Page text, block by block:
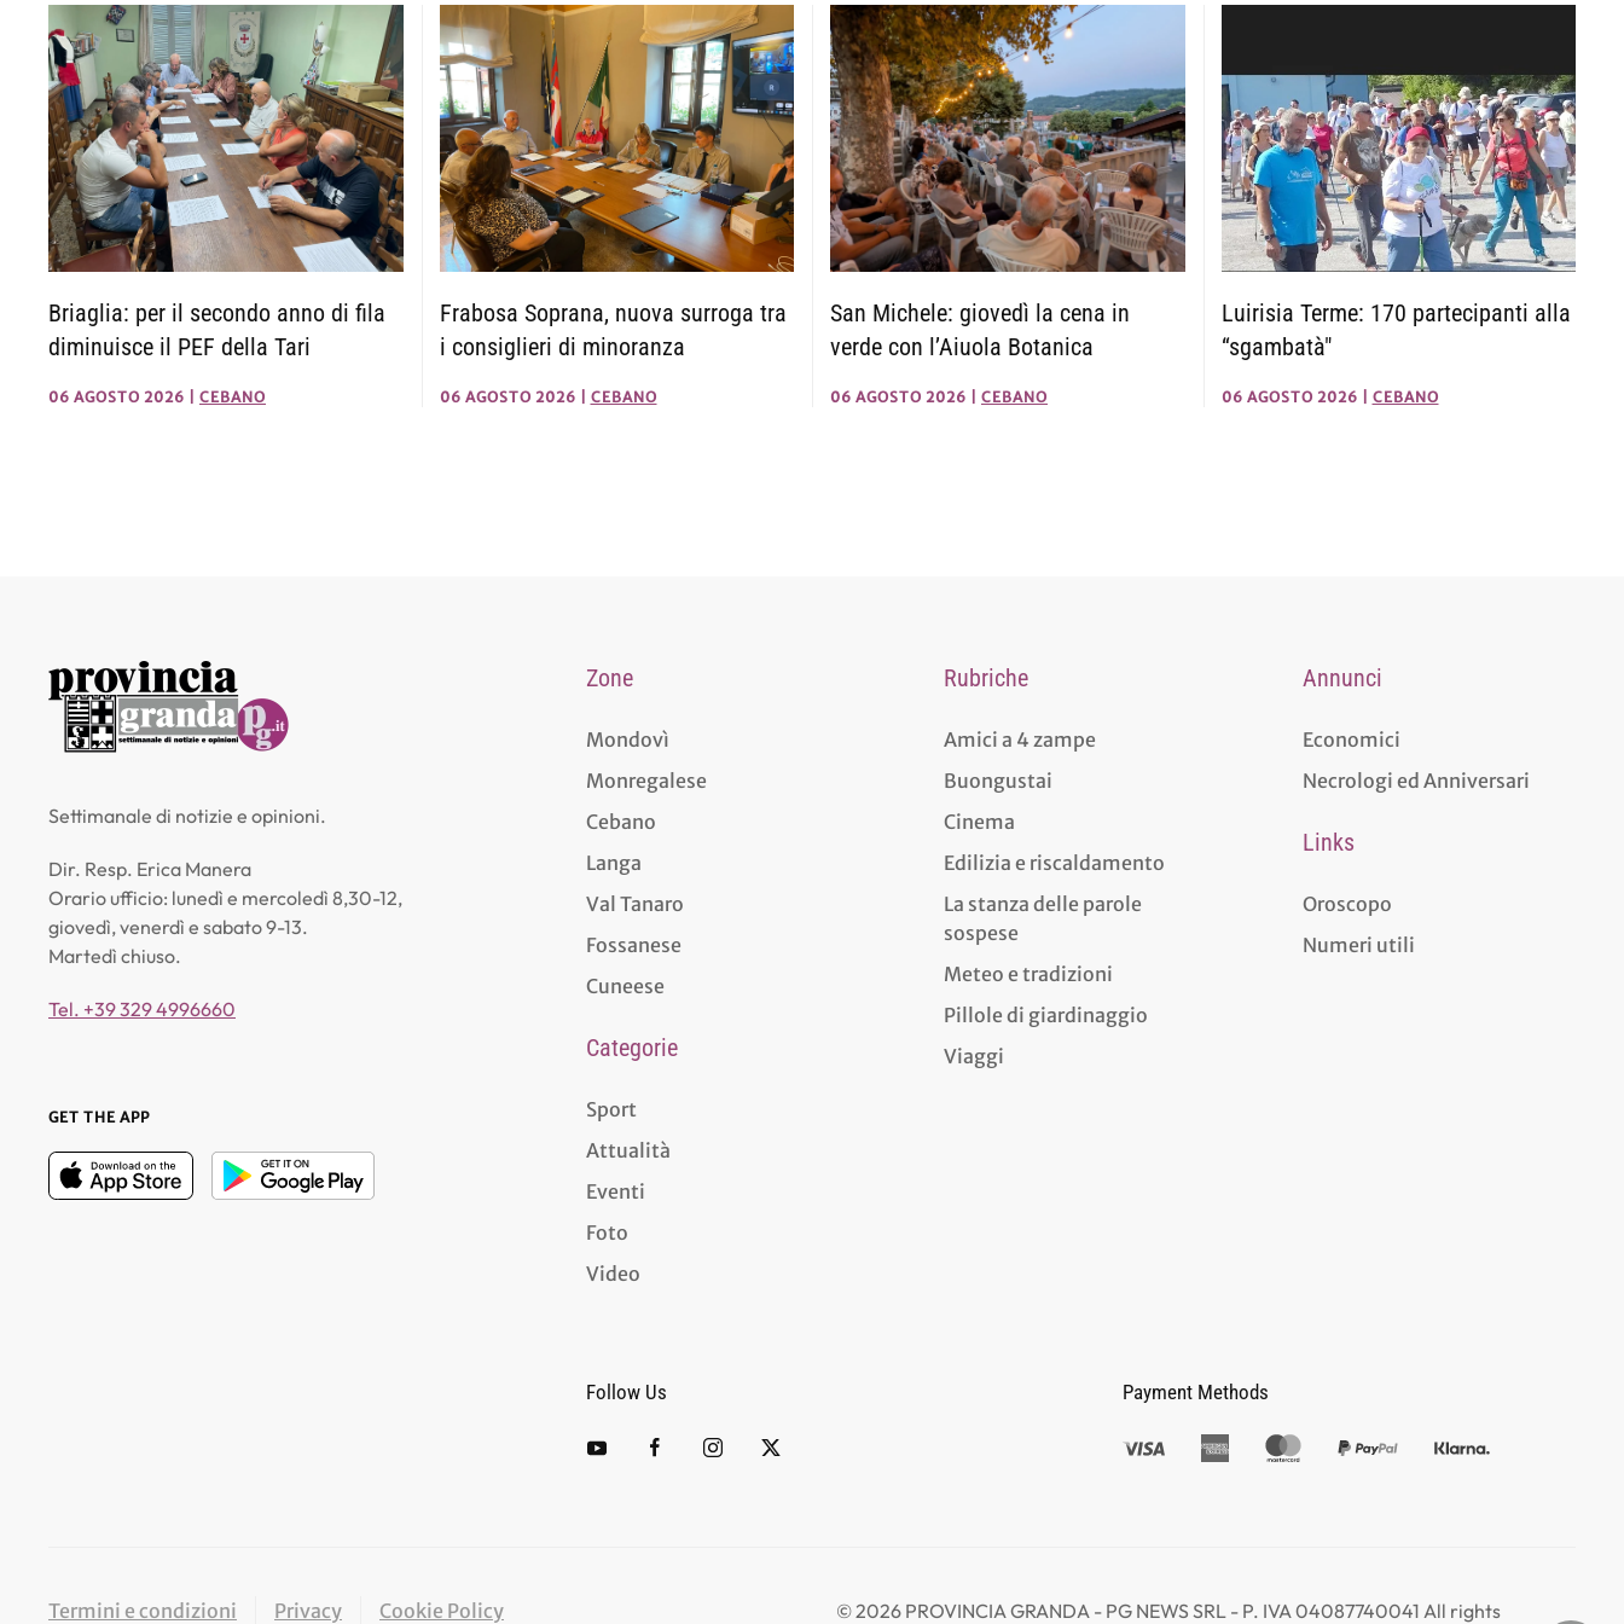
Briaglia: per il secondo anno di fila
diminuisce il PEF della Tari
06 AGOSTO 2026 CEBANO
Frabosa Soprana, nuova surroga tra
i consiglieri di minoranza
06 AGOSTO 2026 CEBANO
San Michele: giovedì la cena in
verde con l’Aiuola Botanica
06 AGOSTO 2026 CEBANO
Luirisia Terme: 170 partecipanti alla
“sgambatà"
06 AGOSTO 2026 CEBANO
Settimanale di notizie e opinioni.
Dir. Resp. Erica Manera
Orario ufficio: lunedì e mercoledì 8,30-12,
giovedì, venerdì e sabato 9-13.
Martedì chiuso.
Tel. +39 329 4996660
GET THE APP
Zone
Mondovì
Monregalese
Cebano
Langa
Val Tanaro
Fossanese
Cuneese
Categorie
Sport
Attualità
Eventi
Foto
Video
Rubriche
Amici a 4 zampe
Buongustai
Cinema
Edilizia e riscaldamento
La stanza delle parole
sospese
Meteo e tradizioni
Pillole di giardinaggio
Viaggi
Annunci
Economici
Necrologi ed Anniversari
Links
Oroscopo
Numeri utili
Follow Us Payment Methods
Termini e condizioni Privacy Cookie Policy © 2026 PROVINCIA GRANDA - PG NEWS SRL - P. IVA 04087740041 All rights